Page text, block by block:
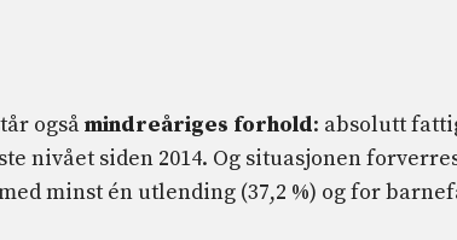
ogsåmindreåriges forhold: absolutt
nivået siden 2014. Og situasjonen
minst én utlending (37,2 %) og for